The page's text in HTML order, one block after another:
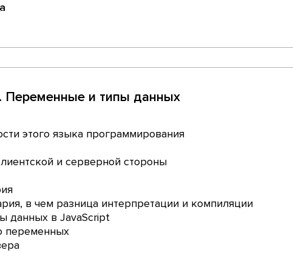
Переменные и типы данных
этого языка программирования
и серверной стороны
в чем разница интерпретации и компиляции
данных в JavaScript
переменных